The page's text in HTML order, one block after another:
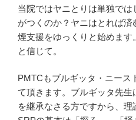
当院ではヤニとりは単独で
がつくのか？ヤニはとれば
煙支援をゆっくりと始めます
と信じて。
PMTCもブルギッタ・ニース
て頂きます。ブルギッタ先生
を継承なさる方ですから、理